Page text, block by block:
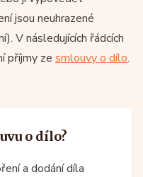
jsou neuhrazené
V následujících řádcích
příjmy ze smlouvy o dílo.
o dílo?
a dodání díla